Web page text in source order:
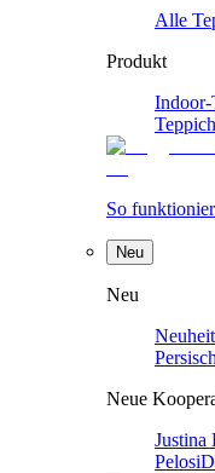
Alle
Produkt
Indoor-
So
Neu
Neu
Neue
Justina
Pelosi